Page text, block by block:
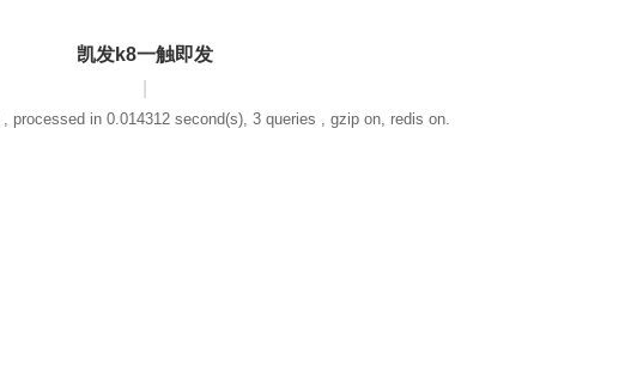
凯发k8一触即发
, processed in 0.014312 second(s), 3 queries , gzip on, redis on.